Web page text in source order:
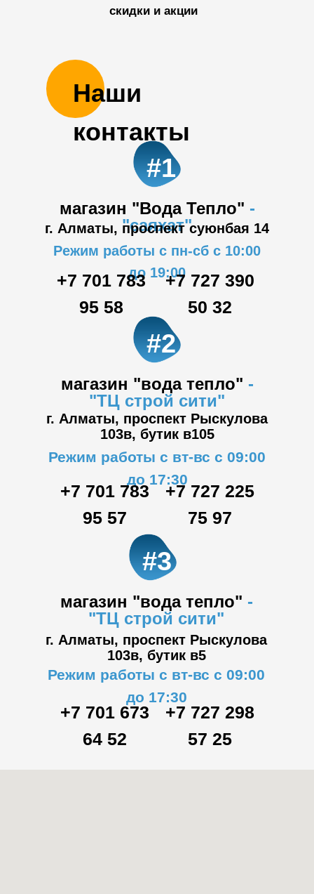
скидки и акции
Наши
контакты
магазин "Вода Тепло" -
"саяхат"
#1
г. Алматы, проспект суюнбая 14
магазин "вода тепло" -
"ТЦ строй сити"
г. Алматы, проспект Рыскулова
103в, бутик в105
Режим работы с пн-сб с 10:00
до 19:00
Режим работы с вт-вс с 09:00
до 17:30
магазин "вода тепло" -
"ТЦ строй сити"
#3
г. Алматы, проспект Рыскулова
103в, бутик в5
Режим работы с вт-вс с 09:00
до 17:30
+7 701 783
95 58
+7 701 783
95 57
+7 727 225
75 97
+7 701 673
64 52
+7 727 298
57 25
#2
+7 727 390
50 32